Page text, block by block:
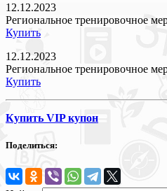
12.12.2023
Региональное тренировочное
Купить
12.12.2023
Региональное тренировочное
Купить
Купить VIP купон
Поделиться: